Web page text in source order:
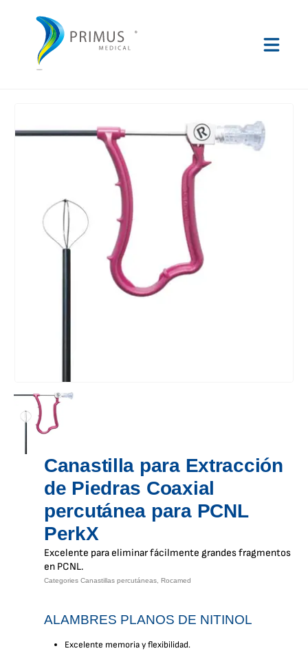
Canastilla para Extracción
de Piedras Coaxial
percutánea para PCNL
PerkX
Excelente para eliminar fácilmente grandes fragmentos
en PCNL.
Categories Canastillas percutáneas Rocamed
ALAMBRES PLANOS DE NITINOL
Excelente memoria y flexibilidad.